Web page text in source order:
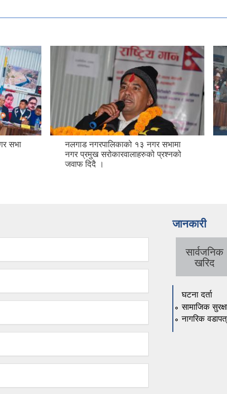
सभा
नलगाड नगरपालिकाको १३ नगर सभामा
नगर प्रमुख सरोकारवालाहरुको प्रश्नको
जवाफ दिदै ।
जानकारी
सार्वजनिक
खरिद
घटना दर्ता
सामाजिक
नागरिक